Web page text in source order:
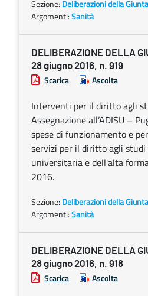
Sezione: Deliberazioni della
Argomenti:Sanità
DELIBERAZIONE DELLA
28 giugno 2016, n. 919
Scarica Ascolta
Interventi per il diritto agli
Assegnazione all’ADISU –
spese di funzionamento e
servizi per il diritto agli
universitaria e dell'alta
2016.
Sezione: Deliberazioni della
Argomenti:Sanità
DELIBERAZIONE DELLA
28 giugno 2016, n. 918
Scarica Ascolta